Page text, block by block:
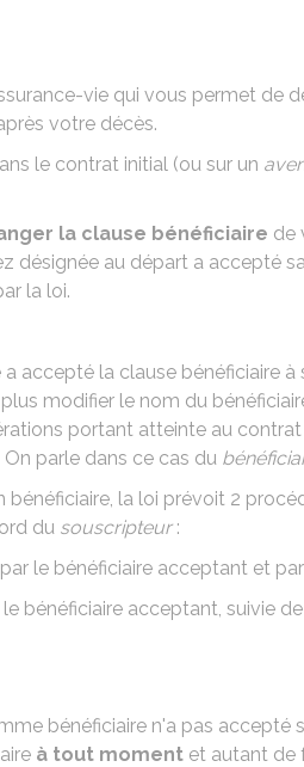
vie qui vous permet de
votre décès.
le contrat initial (ou sur un
la clause bénéficiaire de
désignée au départ a accepté
la loi.
accepté la clause bénéficiaire à
modifier le nom du
portant atteinte au
parle dans ce cas du
la loi prévoit 2
du souscripteur:
le bénéficiaire acceptant et
bénéficiaire acceptant, suivie
bénéficiaire n'a pas accepté
à tout moment et autant de